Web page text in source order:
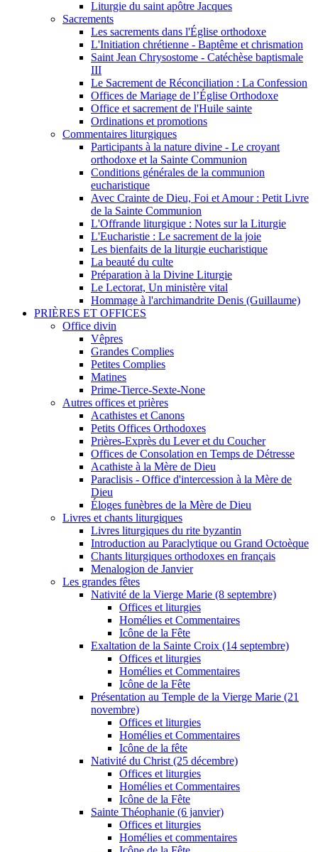
Liturgie du saint apôtre Jacques
Sacrements
Les sacrements dans l'Église orthodoxe
L'Initiation chrétienne - Baptême et chrismation
Saint Jean Chrysostome - Catéchèse baptismale
III
Le Sacrement de Réconciliation : La Confession
Offices de Mariage de l’Église Orthodoxe
Office et sacrement de l'Huile sainte
Ordinations et promotions
Commentaires liturgiques
Participants à la nature divine - Le croyant
orthodoxe et la Sainte Communion
Conditions générales de la communion
eucharistique
Avec Crainte de Dieu, Foi et Amour : Petit Livre
de la Sainte Communion
L'Offrande liturgique : Notes sur la Liturgie
L'Eucharistie : Le sacrement de la joie
Les bienfaits de la liturgie eucharistique
La beauté du culte
Préparation à la Divine Liturgie
Le Lectorat, Un ministère vital
Hommage à l'archimandrite Denis (Guillaume)
PRIÈRES ET OFFICES
Office divin
Vêpres
Grandes Complies
Petites Complies
Matines
Prime-Tierce-Sexte-None
Autres offices et prières
Acathistes et Canons
Petits Offices Orthodoxes
Prières-Exprès du Lever et du Coucher
Offices de Consolation en Temps de Détresse
Acathiste à la Mère de Dieu
Paraclisis - Office d'intercession à la Mère de
Dieu
Éloges funèbres de la Mère de Dieu
Livres et chants liturgiques
Livres liturgiques du rite byzantin
Introduction au Paraclytique ou Grand Octoèque
Chants liturgiques orthodoxes en français
Menalogion de Janvier
Les grandes fêtes
Nativité de la Vierge Marie (8 septembre)
Offices et liturgies
Homélies et Commentaires
Icône de la Fête
Exaltation de la Sainte Croix (14 septembre)
Offices et liturgies
Homélies et Commentaires
Icône de la Fête
Présentation au Temple de la Vierge Marie (21
novembre)
Offices et liturgies
Homélies et Commentaires
Icône de la fête
Nativité du Christ (25 décembre)
Offices et liturgies
Homélies et Commentaires
Icône de la Fête
Sainte Théophanie (6 janvier)
Offices et liturgies
Homélies et commentaires